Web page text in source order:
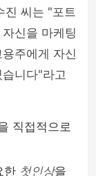
진 씨는 "포트
신을 마케팅
주에게 자신
니다"라고
직접적으로
한 첫인상을